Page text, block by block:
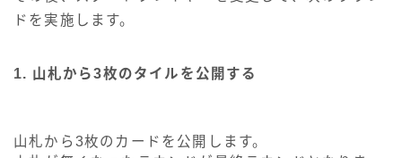
ドを実施します。
1. 山札から3枚のタイルを公開する
山札から3枚のカードを公開します。